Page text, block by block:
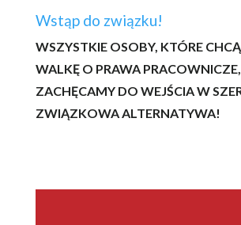
Wstąp do związku!
WSZYSTKIE OSOBY, KTÓRE
WALKĘ O PRAWA PRACOWNICZE,
ZACHĘCAMY DO WEJŚCIA W
ZWIĄZKOWA ALTERNATYWA!